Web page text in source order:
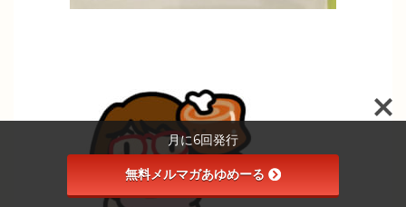
月に6回発行
無料メルマガあゆめーる